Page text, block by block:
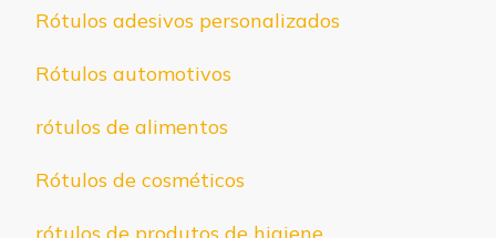
Rótulos adesivos personalizados
Rótulos automotivos
rótulos de alimentos
Rótulos de cosméticos
rótulos de produtos de higiene